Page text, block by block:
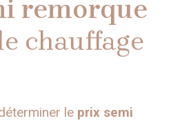
remorque
chauffage
le prix semi